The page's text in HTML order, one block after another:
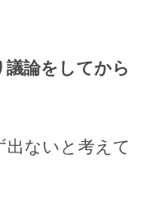
議論をしてから
出ないと考えて